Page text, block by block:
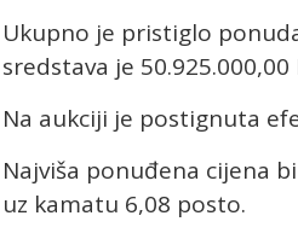
Ukupno je pristiglo
sredstava je 50.925.000,00
Na aukciji je postignuta
Najviša ponuđena cijena
uz kamatu 6,08 posto.